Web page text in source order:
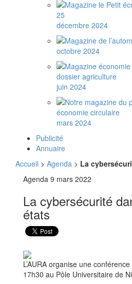
décembre 2024
octobre 2024
juin 2024
mars 2024
Publicité
Annuaire
Accueil > Agenda > La
Agenda 9 mars 2022
La cybersécurité
états
L’AURA organise une
17h30 au Pôle Universitaire de